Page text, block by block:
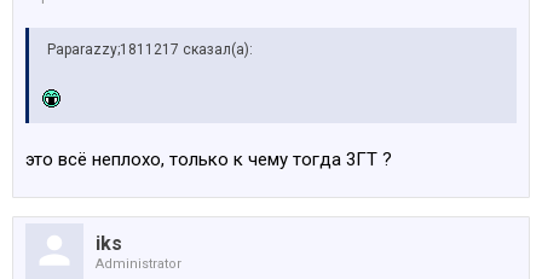
Paparazzy;1811217 сказал(а):
это всё неплохо, только к чему тогда 3ГТ ?
iks
Administrator